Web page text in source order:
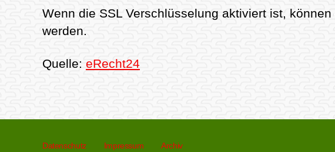
Wenn die SSL Verschlüsselung aktiviert ist,
werden.
Quelle: eRecht24
Datenschutz Impressum Archiv